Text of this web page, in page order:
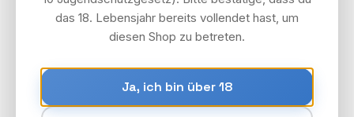
das 18. Lebensjahr bereits vollendet hast, um
diesen Shop zu betreten.
Ja, ich bin über 18